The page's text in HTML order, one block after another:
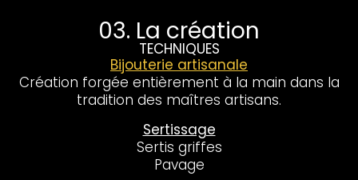
03. La création
TECHNIQUES
Bijouterie artisanale
Création forgée entièrement à la main dans la
tradition des maîtres artisans.
Sertissage
Sertis griffes
Pavage